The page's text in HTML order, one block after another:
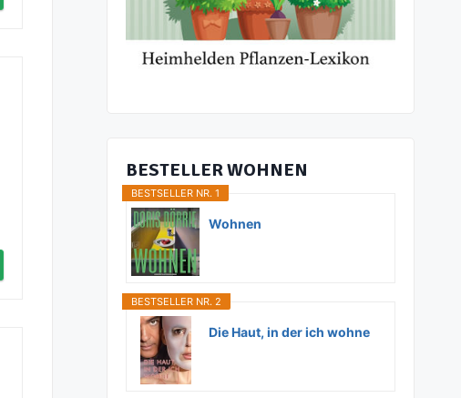
BESTELLER WOHNEN
BESTSELLER NR. 1
Wohnen
BESTSELLER NR. 2
Die Haut, in der ich wohne